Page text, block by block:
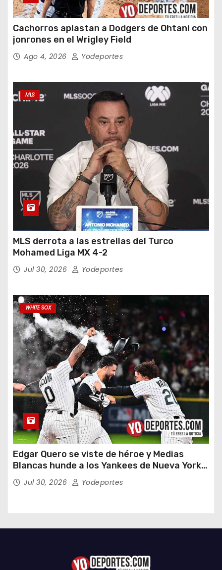
Cachorros aplastan a Dodgers de Ohtani con
jonrones en el Wrigley Field
Ago 4, 2026 Yodeportes
MLS
MLS derrota a las estrellas del Turco
Mohamed Liga MX 4-2
Jul 30, 2026 Yodeportes
WHITE SOX
Edgar Quero se viste de héroe y Medias
Blancas hunde a los Yankees de Nueva York
en doce entradas
Jul 30, 2026 Yodeportes